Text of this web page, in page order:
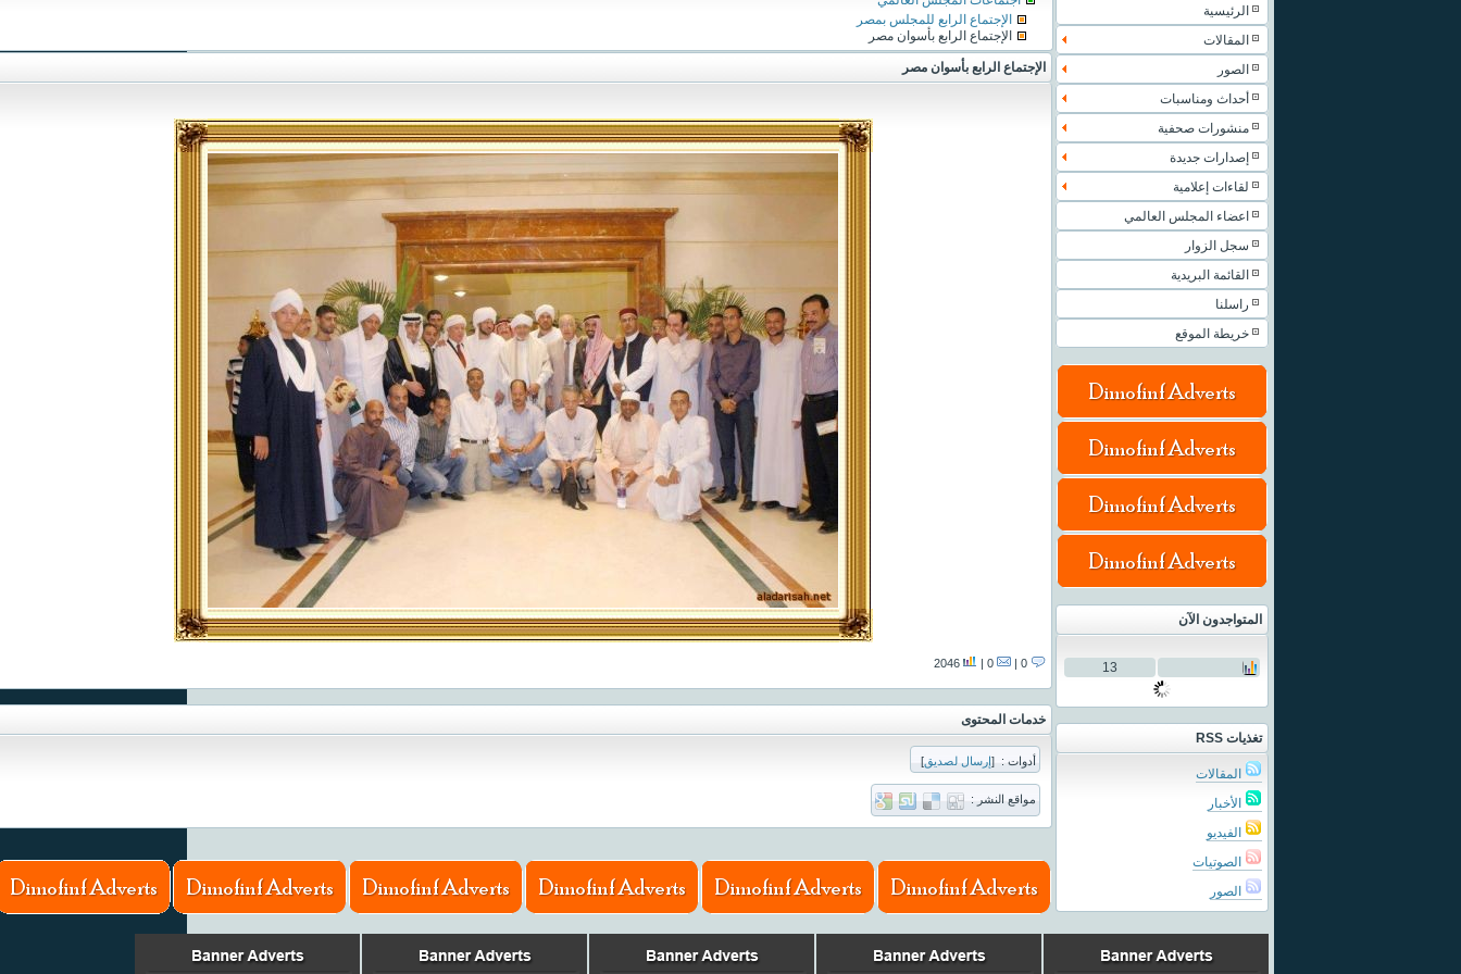
الرئيسية
المقالات
الصور
أحداث ومناسبات
منشورات صحفية
إصدارات جديدة
لقاءات إعلامية
اعضاء المجلس العالمي
سجل الزوار
القائمة البريدية
راسلنا
خريطة الموقع
المتواجدون الآن
13
تغذيات RSS
المقالات
الأخبار
الفيديو
الصوتيات
الصور
الإجتماع الرابع للمجلس بمصر
الإجتماع الرابع بأسوان مصر
الإجتماع الرابع بأسوان مصر
خدمات المحتوى
أدوات : [إرسال لصديق]
مواقع النشر :